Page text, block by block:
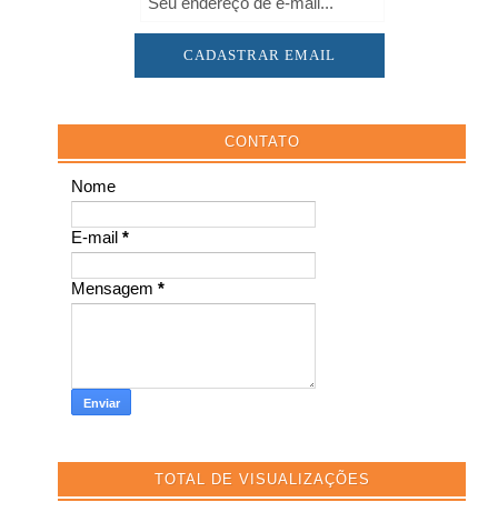
CONTATO
Nome
E-mail*
Mensagem*
TOTAL DE VISUALIZAÇÕES